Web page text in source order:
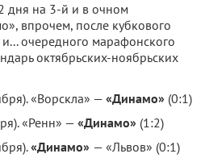
дня на 3-й и в очном
впрочем, после кубкового
очередного марафонского
октябрьских-ноябрьских
«Ворскла» —«Динамо» (0:1)
«Ренн» — «Динамо» (1:2)
«Динамо» — «Львов» (0:1)